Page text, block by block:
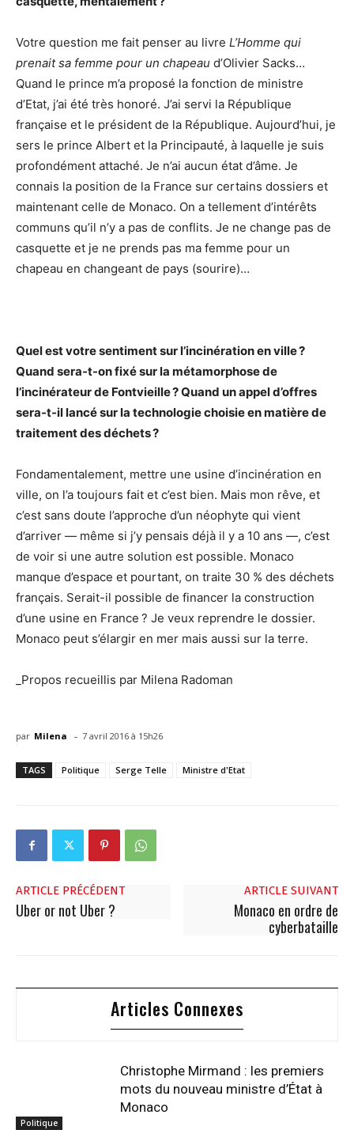
Votre question me fait penser au livre L’Homme qui
prenait sa femme pour un chapeau d’Olivier Sacks…
Quand le prince m’a proposé la fonction de ministre
d’Etat, j’ai été très honoré. J’ai servi la République
française et le président de la République. Aujourd’hui, je
sers le prince Albert et la Principauté, à laquelle je suis
profondément attaché. Je n’ai aucun état d’âme. Je
connais la position de la France sur certains dossiers et
maintenant celle de Monaco. On a tellement d’intérêts
communs qu’il n’y a pas de conflits. Je ne change pas de
casquette et je ne prends pas ma femme pour un
chapeau en changeant de pays (sourire)…
Quel est votre sentiment sur l’incinération en ville ?
Quand sera-t-on fixé sur la métamorphose de
l’incinérateur de Fontvieille ? Quand un appel d’offres
sera-t-il lancé sur la technologie choisie en matière de
traitement des déchets ?
Fondamentalement, mettre une usine d’incinération en
ville, on l’a toujours fait et c’est bien. Mais mon rêve, et
c’est sans doute l’approche d’un néophyte qui vient
d’arriver — même si j’y pensais déjà il y a 10 ans —, c’est
de voir si une autre solution est possible. Monaco
manque d’espace et pourtant, on traite 30 % des déchets
français. Serait-il possible de financer la construction
d’une usine en France ? Je veux reprendre le dossier.
Monaco peut s’élargir en mer mais aussi sur la terre.
_Propos recueillis par Milena Radoman
par Milena - 7 avril 2016 à 15h26
TAGS Politique Serge Telle Ministre d'Etat
ARTICLE PRÉCÉDENT
Uber or not Uber ?
ARTICLE SUIVANT
Monaco en ordre de
cyberbataille
Articles Connexes
Politique
Christophe Mirmand : les premiers
mots du nouveau ministre d’État à
Monaco